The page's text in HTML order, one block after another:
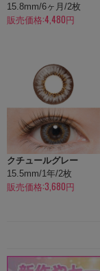
15.8mm/6ヶ月/2枚
販売価格:4,480円
クチュールグレー
15.5mm/1年/2枚
販売価格:3,680円